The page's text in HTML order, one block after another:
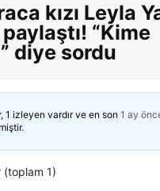
kızı Leyla
“Kime
diye sordu
1 izleyen vardır ve en son 1 ay
(toplam 1)